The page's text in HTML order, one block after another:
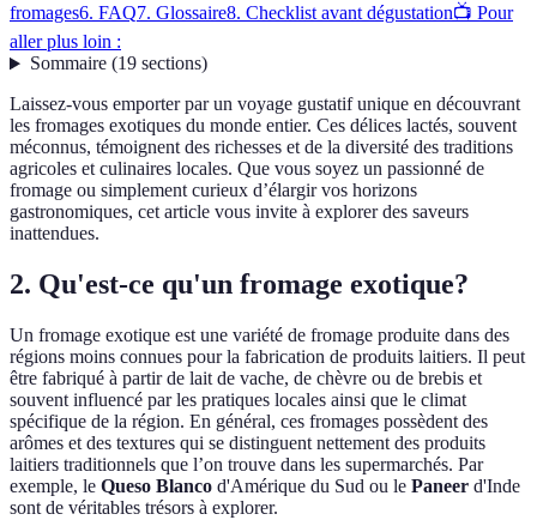
fromages6. FAQ7. Glossaire8. Checklist avant dégustation📺 Pour
aller plus loin :
Sommaire(19 sections)
Laissez-vous emporter par un voyage gustatif unique en découvrant
les fromages exotiques du monde entier. Ces délices lactés, souvent
méconnus, témoignent des richesses et de la diversité des traditions
agricoles et culinaires locales. Que vous soyez un passionné de
fromage ou simplement curieux d’élargir vos horizons
gastronomiques, cet article vous invite à explorer des saveurs
inattendues.
2. Qu'est-ce qu'un fromage exotique?
Un fromage exotique est une variété de fromage produite dans des
régions moins connues pour la fabrication de produits laitiers. Il peut
être fabriqué à partir de lait de vache, de chèvre ou de brebis et
souvent influencé par les pratiques locales ainsi que le climat
spécifique de la région. En général, ces fromages possèdent des
arômes et des textures qui se distinguent nettement des produits
laitiers traditionnels que l’on trouve dans les supermarchés. Par
exemple, le Queso Blanco d'Amérique du Sud ou le Paneer d'Inde
sont de véritables trésors à explorer.